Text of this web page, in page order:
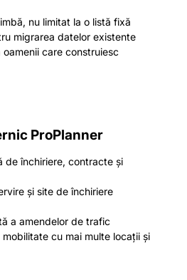
nu limitat la o listă fixă
migrarea datelor existente
care construiesc
ProPlanner
de închiriere, contracte și
și site de închiriere
a amendelor de trafic
cu mai multe locații și